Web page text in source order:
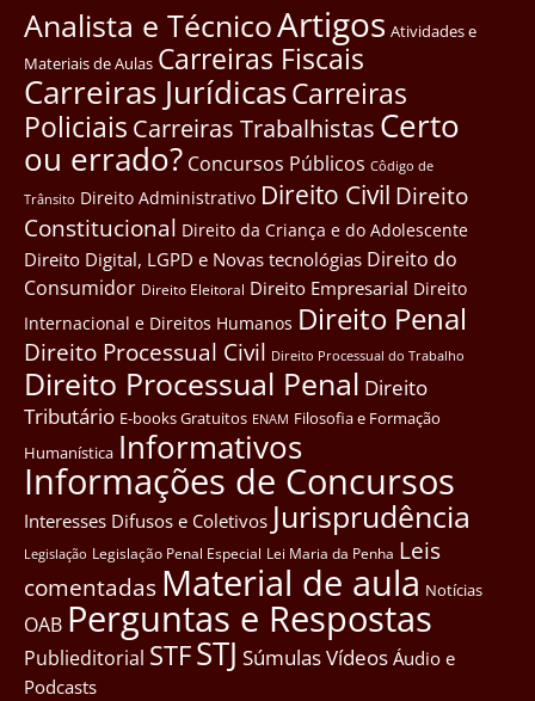
Analista e TécnicoArtigos Atividades e
Materiais de Aulas Carreiras Fiscais
Carreiras JurídicasCarreiras
Policiais Carreiras Trabalhistas Certo
ou errado? Concursos Públicos Côdigo de
Trânsito Direito Administrativo Direito Civil Direito
Constitucional Direito da Criança e do Adolescente
Direito Digital, LGPD e Novas tecnológias Direito do
Consumidor Direito Eleitoral Direito Empresarial Direito
Internacional e Direitos Humanos Direito Penal
Direito Processual Civil Direito Processual do Trabalho
Direito Processual Penal Direito
Tributário E-books Gratuitos ENAM Filosofia e Formação
Humanística Informativos
Informações de Concursos
Interesses Difusos e Coletivos Jurisprudência
Legislação Legislação Penal Especial Lei Maria da Penha Leis
comentadas Material de aula Notícias
OAB Perguntas e Respostas
Publieditorial STFSTJ SúmulasVídeos Áudio e
Podcasts